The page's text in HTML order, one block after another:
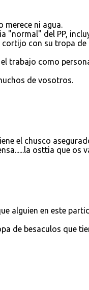
merece ni agua.
"normal" del PP,
con su tropa
trabajo como
de vosotros.
el chusco
osttia que os
alguien en este
de besaculos que